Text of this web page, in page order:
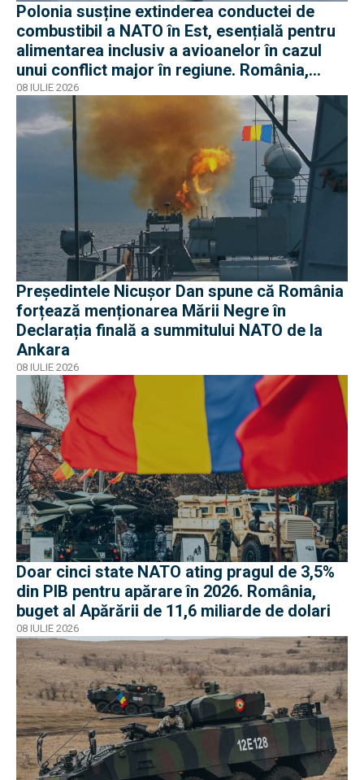
Polonia susține extinderea conductei de
combustibil a NATO în Est, esențială pentru
alimentarea inclusiv a avioanelor în cazul
unui conflict major în regiune. România,
parte a proiectului
08 IULIE 2026
Președintele Nicușor Dan spune că România
forțează menționarea Mării Negre în
Declarația finală a summitului NATO de la
Ankara
08 IULIE 2026
Doar cinci state NATO ating pragul de 3,5%
din PIB pentru apărare în 2026. România,
buget al Apărării de 11,6 miliarde de dolari
08 IULIE 2026